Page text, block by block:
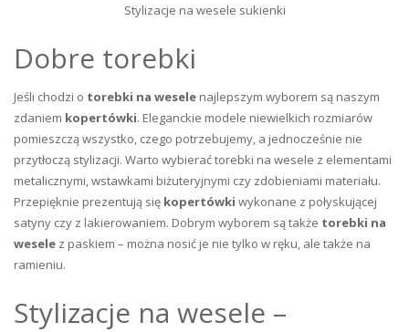
Stylizacje na wesele sukienki
Dobre torebki
Jeśli chodzi o torebki na wesele najlepszym wyborem są naszym
zdaniem kopertówki. Eleganckie modele niewielkich rozmiarów
pomieszczą wszystko, czego potrzebujemy, a jednocześnie nie
przytłoczą stylizacji. Warto wybierać torebki na wesele z elementami
metalicznymi, wstawkami biżuteryjnymi czy zdobieniami materiału.
Przepięknie prezentują się kopertówki wykonane z połyskującej
satyny czy z lakierowaniem. Dobrym wyborem są także torebki na
wesele z paskiem – można nosić je nie tylko w ręku, ale także na
ramieniu.
Stylizacje na wesele –